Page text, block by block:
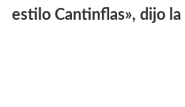
estilo Cantinflas», dijo